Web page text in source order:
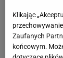
Klikając
Zaufanych
końcowym.